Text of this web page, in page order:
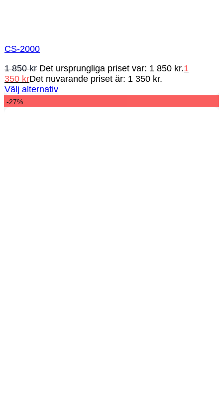
CS-2000
1 850kr Det ursprungliga priset var: 1 850 kr.1
350 krDet nuvarande priset är: 1 350 kr.
Välj alternativ
-27%